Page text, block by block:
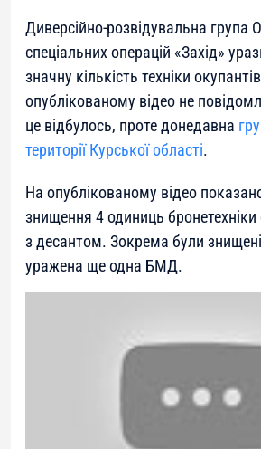
Диверсійно-розвідувальна група
спеціальних операцій «Захід»
значну кількість техніки
опублікованому відео не
це відбулось, проте донедавна
території Курської області.
На опублікованому відео
знищення 4 одиниць бронетехніки
з десантом. Зокрема були
уражена ще одна БМД.